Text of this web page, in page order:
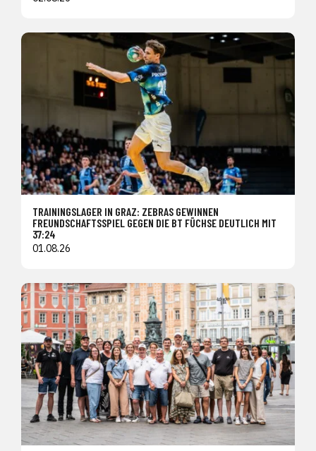
TRAININGSLAGER IN GRAZ: ZEBRAS GEWINNEN
FREUNDSCHAFTSSPIEL GEGEN DIE BT FÜCHSE DEUTLICH MIT
37:24
01.08.26